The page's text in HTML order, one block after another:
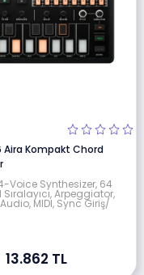
Aira Kompakt Chord
Voice Synthesizer, 64
Arpeggiator,
MIDI, Sync Giriş/
13.862 TL